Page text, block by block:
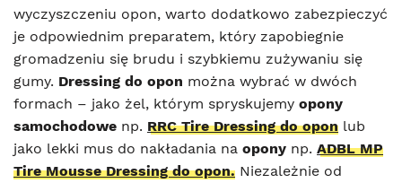
wyczyszczeniu opon, warto dodatkowo zabezpieczyć
je odpowiednim preparatem, który zapobiegnie
gromadzeniu się brudu i szybkiemu zużywaniu się
gumy. Dressing do opon można wybrać w dwóch
formach – jako żel, którym spryskujemy opony
samochodowe np. RRC Tire Dressing do opon lub
jako lekki mus do nakładania na opony np. ADBL MP
Tire Mousse Dressing do opon. Niezależnie od